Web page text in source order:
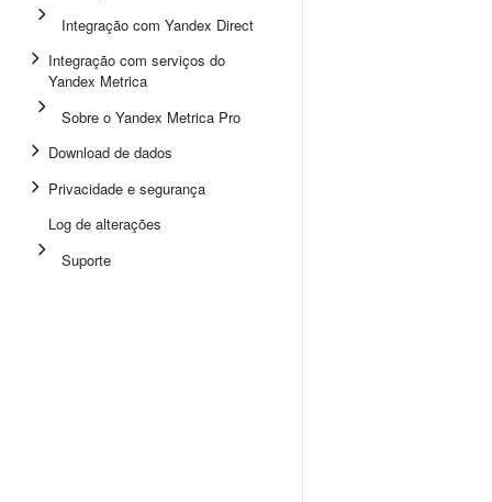
Integração com Yandex Direct
Integração com serviços do
Yandex Metrica
Sobre o Yandex Metrica Pro
Download de dados
Privacidade e segurança
Log de alterações
Suporte